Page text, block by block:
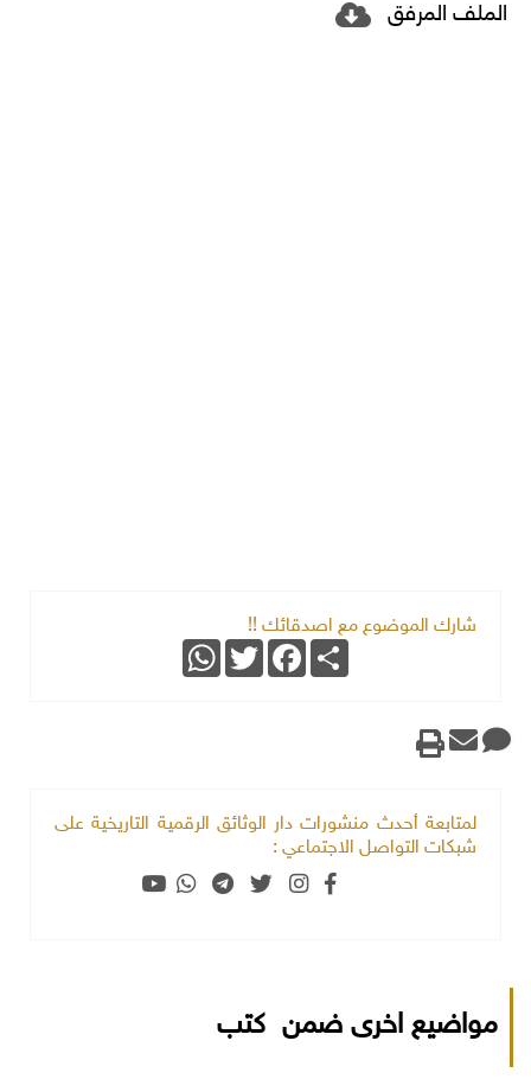
الملف المرفق
شارك الموضوع مع اصدقائك !!
Share
Facebook
Twitter
WhatsApp
لمتابعة أحدث منشورات دار الوثائق الرقمية التاريخية على
شبكات التواصل الاجتماعي :
مواضيع اخرى ضمن كتب